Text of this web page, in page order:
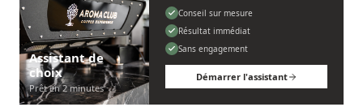
Assistant de
choix
Prêt en 2 minutes
Conseil sur mesure
Résultat immédiat
Sans engagement
Démarrer l'assistant